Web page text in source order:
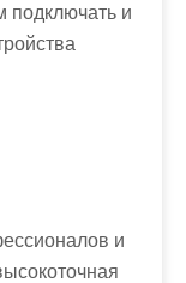
подключать и
и